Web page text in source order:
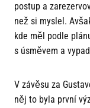
postup a
než si myslel.
kde měl podle
s úsměvem a
V závěsu za
něj to byla první